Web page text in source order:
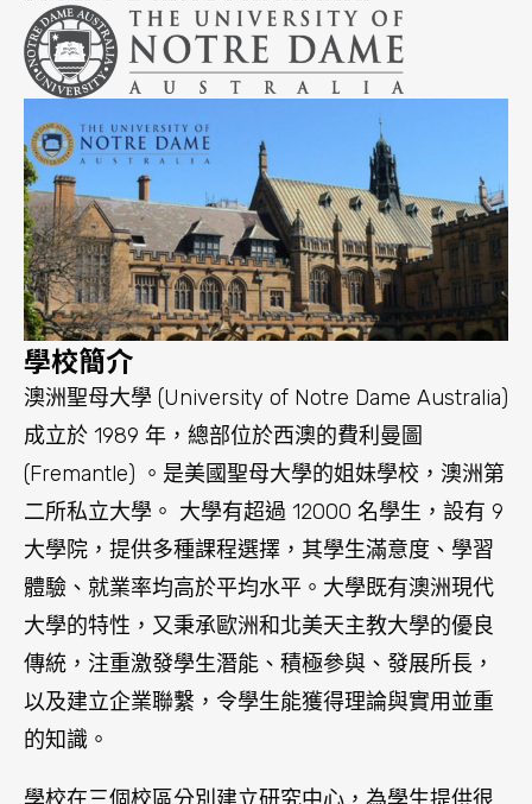
澳洲聖母大學 (University of Notre Dame Australia)
成立於 1989 年，總部位於西澳的費利曼圖
(Fremantle) 。是美國聖母大學的姐妹學校，澳洲第
二所私立大學。 大學有超過 12000 名學生，設有 9
大學院，提供多種課程選擇，其學生滿意度、學習
體驗、就業率均高於平均水平。大學既有澳洲現代
大學的特性，又秉承歐洲和北美天主教大學的優良
傳統，注重激發學生潛能、積極參與、發展所長，
以及建立企業聯繫，令學生能獲得理論與實用並重
的知識。
學校在三個校區分別建立研究中心，為學生提供很
好的研究環境。此外，學生也能獲得企業實習及導
師指導機會，親身從行業領導者身上獲取專業技
能，因此，UNDA 畢業生的雇主滿意度被評爲第一
位。 UNDA 亦著重提升學生的國際視野，學生除了
可到美國聖母大學學習和參與研究，也能到位於歐
洲、加拿大和亞洲的合作院校進行交流學習。
澳洲聖母大學目前設立了三個大學校區，分別為西
澳的費利曼圖 Fremantle 主校區、布魯姆Broome
校區和悉尼 Sydney 的校區。費利曼圖位於西澳首